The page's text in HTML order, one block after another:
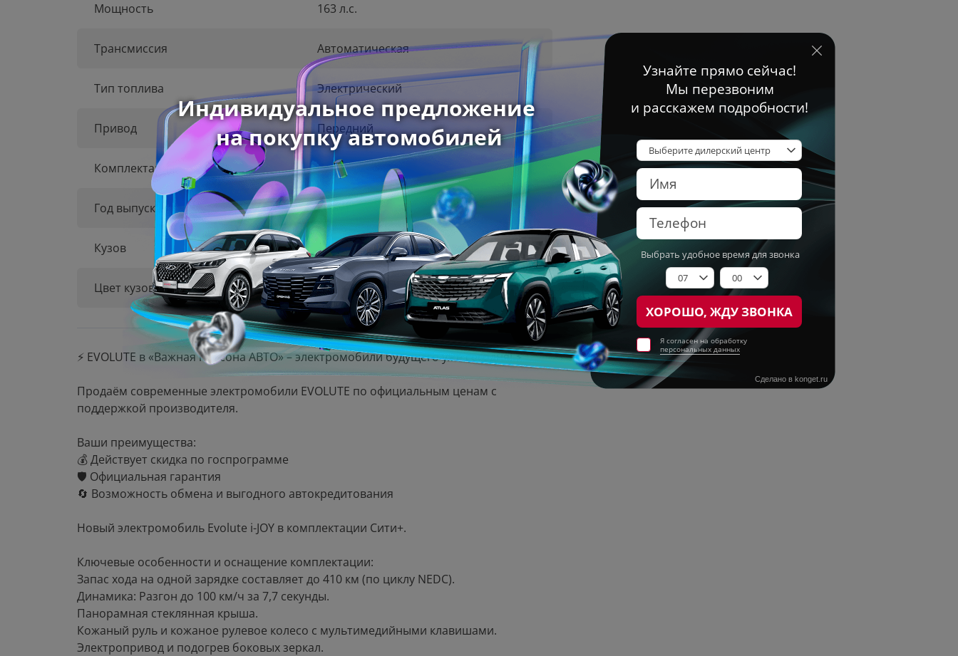
Мощность 163 л.с.
Трансмиссия Автоматическая
Тип топлива Электрический
Привод Передний
Комплектация Сити+
Год выпуска 2026 г
Кузов Внедорожник 5 дв.
Цвет кузова Черный
⚡ EVOLUTE в «Важная персона АВТО» – электромобили будущего уже сегодня! ⚡
Продаём современные электромобили EVOLUTE по официальным ценам с
поддержкой производителя.
Ваши преимущества:
💰 Действует скидка по госпрограмме
🛡 Официальная гарантия
🔄 Возможность обмена и выгодного автокредитования
Новый электромобиль Evolute i-JOY в комплектации Сити+.
Ключевые особенности и оснащение комплектации:
Запас хода на одной зарядке составляет до 410 км (по циклу NEDC).
Динамика: Разгон до 100 км/ч за 7,7 секунды.
Панорамная стеклянная крыша.
Кожаный руль и кожаное рулевое колесо с мультимедийными клавишами.
Электропривод и подогрев боковых зеркал.